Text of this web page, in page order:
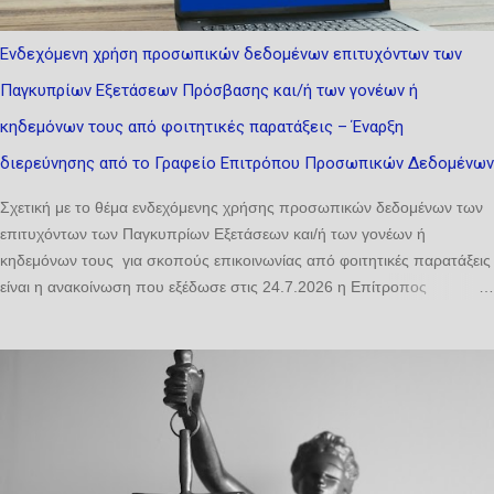
διευθέτηση. Ιδιαίτερη έμφαση δίνεται σε δύο κρίσιμες εξελίξεις: αφενός,
πλαίσιο για τις ΠΟΠ/ΠΓΕ· αφετέρου, στη σχετικοποίηση της έννοιας
της καταγωγής λόγω της κλιματικής αλλαγής και των
γεωπολιτικών κρίσεων. ...
Ενδεχόμενη χρήση προσωπικών δεδομένων επιτυχόντων των
Παγκυπρίων Εξετάσεων Πρόσβασης και/ή των γονέων ή
κηδεμόνων τους από φοιτητικές παρατάξεις – Έναρξη
διερεύνησης από το Γραφείο Επιτρόπου Προσωπικών Δεδομένων
Σχετική με το θέμα ενδεχόμενης χρήσης προσωπικών δεδομένων των
επιτυχόντων των Παγκυπρίων Εξετάσεων και/ή των γονέων ή
κηδεμόνων τους για σκοπούς επικοινωνίας από φοιτητικές παρατάξεις
είναι η ανακοίνωση που εξέδωσε στις 24.7.2026 η Επίτροπος
προσωπικών δεδομένων επιτυχόντων και/ή των γονέων ή κηδεμόνων
τους για σκοπούς επικοινωνίας από φοιτητικές παρατάξεις τέθηκε ήδη
ενώπιόν της από γονείς και οργανωμένα σύνολα και έχει τεθεί υπό
διερεύνηση στο πλαίσιο των αρμοδιοτήτων της. Προς διασφάλιση της
ορθής, πλήρους και αποτελεσματικής διερεύνησης του εν λόγω